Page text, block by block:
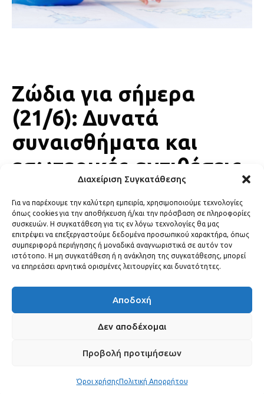
Διαχείριση Συγκατάθεσης
Για να παρέχουμε την καλύτερη εμπειρία, χρησιμοποιούμε τεχνολογίες
όπως cookies για την αποθήκευση ή/και την πρόσβαση σε πληροφορίες
συσκευών. Η συγκατάθεση για τις εν λόγω τεχνολογίες θα μας
επιτρέψει να επεξεργαστούμε δεδομένα προσωπικού χαρακτήρα, όπως
συμπεριφορά περιήγησης ή μοναδικά αναγνωριστικά σε αυτόν τον
ιστότοπο. Η μη συγκατάθεση ή η ανάκληση της συγκατάθεσης, μπορεί
να επηρεάσει αρνητικά ορισμένες λειτουργίες και δυνατότητες.
Αποδοχή
Δεν αποδέχομαι
Προβολή προτιμήσεων
Όροι χρήσηςΠολιτική Απορρήτου
Ζώδια για σήμερα
(21/6): Δυνατά
συναισθήματα και
εσωτερικές αντιθέσεις
σε πρώτο πλάνο – Τι να
περιμένετε για κάθε
ζώδιο.
HOROSCOPE 21 Ιουνίου, 2026